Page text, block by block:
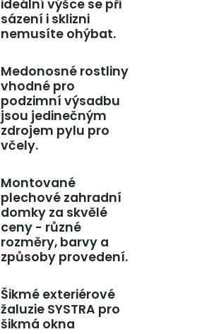
ideální výšce se při
sázení i sklizni
nemusíte ohýbat.
Medonosné rostliny
vhodné pro
podzimní výsadbu
jsou jedinečným
zdrojem pylu pro
včely.
Montované
plechové zahradní
domky za skvělé
ceny - různé
rozměry, barvy a
způsoby provedení.
Šikmé exteriérové
žaluzie SYSTRA pro
šikmá okna